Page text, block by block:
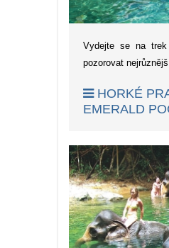
Vydejte se na
pozorovat
HORKÉ
EMERALD